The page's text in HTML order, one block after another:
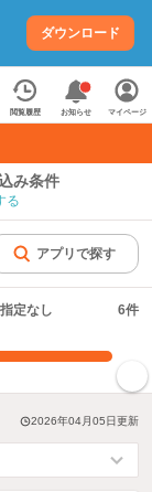
ダウンロード
閲覧履歴 お知らせ マイページ
み条件
る
アプリで探す
指定なし 6件
2026年04月05日更新